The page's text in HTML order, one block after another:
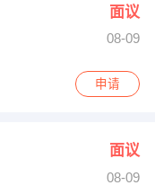
面议
08-09
申请
面议
08-09